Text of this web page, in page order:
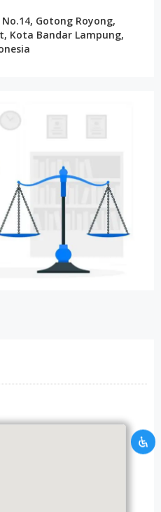
Gotong Royong,
Kota Bandar Lampung,
ATAS WAKTU
yang kamu berikan
kami. Silahkan